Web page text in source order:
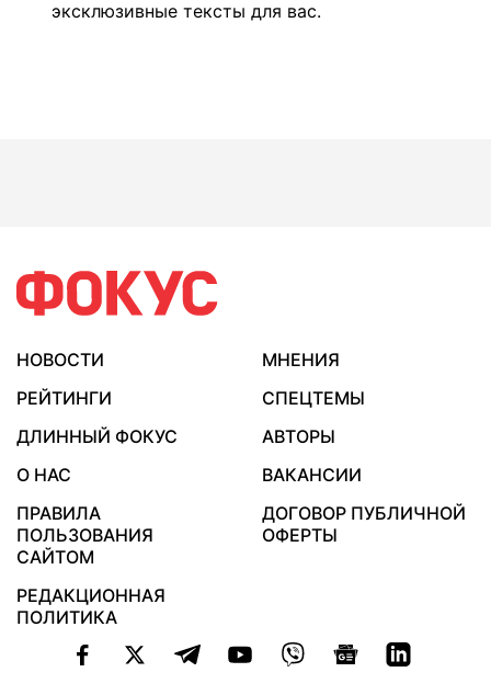
эксклюзивные тексты для вас.
НОВОСТИ
МНЕНИЯ
РЕЙТИНГИ
СПЕЦТЕМЫ
ДЛИННЫЙ ФОКУС
АВТОРЫ
О НАС
ВАКАНСИИ
ПРАВИЛА
ПОЛЬЗОВАНИЯ
САЙТОМ
ДОГОВОР ПУБЛИЧНОЙ
ОФЕРТЫ
РЕДАКЦИОННАЯ
ПОЛИТИКА